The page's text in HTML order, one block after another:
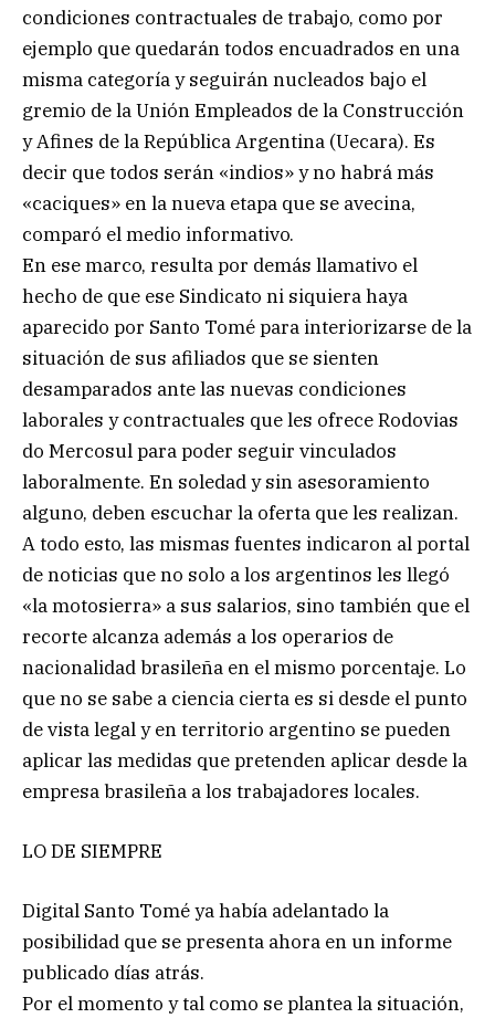
condiciones contractuales de trabajo, como por
ejemplo que quedarán todos encuadrados en una
misma categoría y seguirán nucleados bajo el
gremio de la Unión Empleados de la Construcción
y Afines de la República Argentina (Uecara). Es
decir que todos serán «indios» y no habrá más
«caciques» en la nueva etapa que se avecina,
comparó el medio informativo.
En ese marco, resulta por demás llamativo el
hecho de que ese Sindicato ni siquiera haya
aparecido por Santo Tomé para interiorizarse de la
situación de sus afiliados que se sienten
desamparados ante las nuevas condiciones
laborales y contractuales que les ofrece Rodovias
do Mercosul para poder seguir vinculados
laboralmente. En soledad y sin asesoramiento
alguno, deben escuchar la oferta que les realizan.
A todo esto, las mismas fuentes indicaron al portal
de noticias que no solo a los argentinos les llegó
«la motosierra» a sus salarios, sino también que el
recorte alcanza además a los operarios de
nacionalidad brasileña en el mismo porcentaje. Lo
que no se sabe a ciencia cierta es si desde el punto
de vista legal y en territorio argentino se pueden
aplicar las medidas que pretenden aplicar desde la
empresa brasileña a los trabajadores locales.
LO DE SIEMPRE
Digital Santo Tomé ya había adelantado la
posibilidad que se presenta ahora en un informe
publicado días atrás.
Por el momento y tal como se plantea la situación,